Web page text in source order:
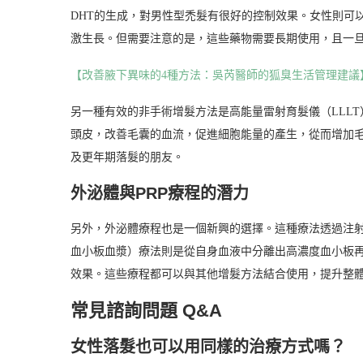
DHT的生成，對男性型禿髮有很好的控制效果。女性則
激生長。但需要注意的是，這些藥物需要長期使用，且一
【改善腋下異味的4種方法：吳芮醫師的狐臭生活管理建議
另一種有效的非手術增髮方法是高能量雷射育髮儀（
頭皮，改善毛囊的血流，促進細胞能量的產生，從而增加
及更年期落髮的朋友。
外泌體與PRP療程的潛力
另外，外泌體療程也是一個新興的選擇。這種療法透過注
血小板血漿）療法則是從自身血液中分離出高濃度血小
效果。這些療程都可以與其他增髮方法結合使用，提升整
常見諮詢問題 Q&A
女性落髮也可以用同樣的治療方式嗎？